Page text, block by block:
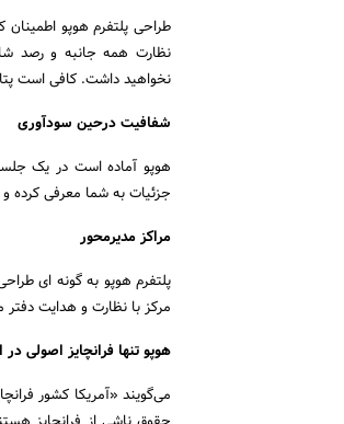
طراحی پلتفرم هوپو اطمینان
نظارت همه جانبه و رصد
نخواهید داشت. کافی است
شفافیت درحین سودآوری
هوپو آماده است در یک
جزئیات به شما معرفی کرده
مراکز مدیرمحور
پلتفرم هوپو به گونه ای
مرکز با نظارت و هدایت
هوپو تنها فرانچایز اصولی در
می‌گویند «آمریکا کشور